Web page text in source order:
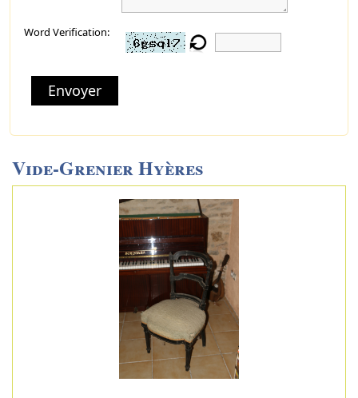
Word Verification:
Envoyer
Vide-Grenier Hyères